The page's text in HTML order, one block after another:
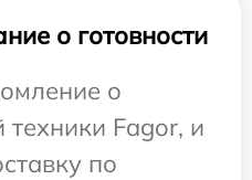
о готовности
о
Fagor, и
по